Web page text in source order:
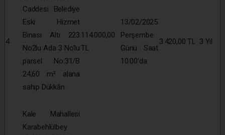
4
Caddesi Belediye
Eski Hizmet
Binası Altı 223
No2lu Ada 3 No’lu
parsel No:31/B
24,60 m² alana
sahip Dükkân
114.000,00
TL
13/02/2025
Perşembe
Günü Saat
10:00’da
3.420,00 TL 3 Yıl
Kale Mahallesi
Karabehlülbey